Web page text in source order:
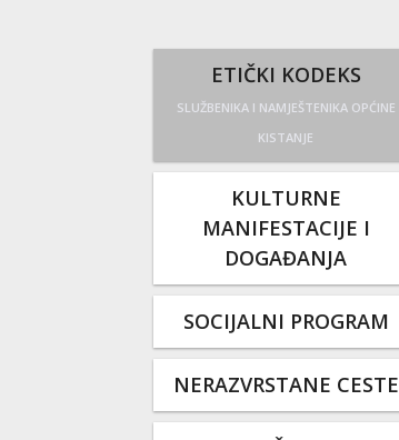
ETIČKI KODEKS
SLUŽBENIKA I NAMJEŠTENIKA OPĆINE
KISTANJE
KULTURNE
MANIFESTACIJE I
DOGAĐANJA
SOCIJALNI PROGRAM
NERAZVRSTANE CESTE